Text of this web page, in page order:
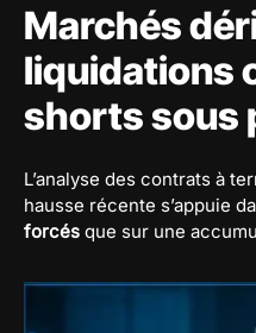
Marchés
liquidations
shorts sous
L’analyse des contrats à
hausse récente s’appuie
forcés que sur une